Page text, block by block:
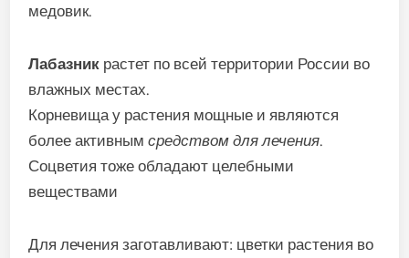
медовик.
Лабазник растет по всей территории России во
влажных местах.
Корневища у растения мощные и являются
более активнымсредством для лечения.
Соцветия тоже обладают целебными
веществами
Для лечения заготавливают: цветки растения во